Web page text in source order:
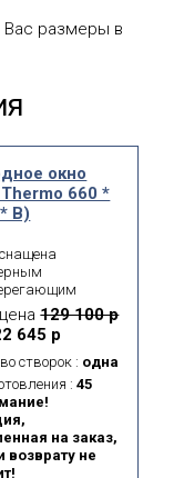
Вас размеры в
окно
Thermo 660 *
В)
Данная
5 контуров
что
створки к
Также
модификации
129 100 р
645 р
створок : одна
:45
на заказ,
возврату не